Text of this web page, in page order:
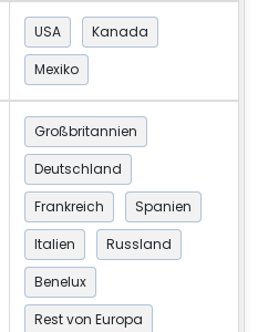
USA
Kanada
Mexiko
Großbritannien
Deutschland
Frankreich
Spanien
Italien
Russland
Benelux
Rest von Europa